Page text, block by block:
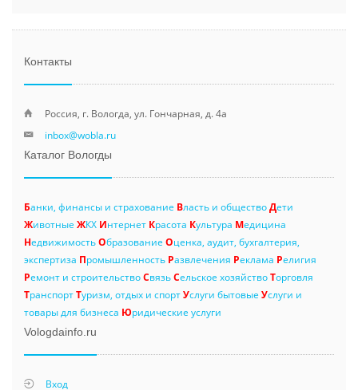
Контакты
Россия, г. Вологда, ул. Гончарная, д. 4а
inbox@wobla.ru
Каталог Вологды
Банки, финансы и страхование Власть и обществоДети
Животные ЖКХ Интернет Красота Культура Медицина
НедвижимостьОбразование Оценка, аудит, бухгалтерия,
экспертиза Промышленность Развлечения Реклама Религия
Ремонт и строительствоСвязьСельское хозяйствоТорговля
ТранспортТуризм, отдых и спортУслуги бытовые Услуги и
товары для бизнеса Юридические услуги
Vologdainfo.ru
Вход